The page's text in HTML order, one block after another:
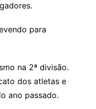
para
na 2ª divisão.
dos atletas e
ano passado.